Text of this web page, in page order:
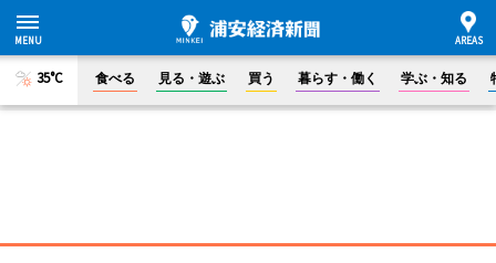
35°C 食べる 見る・遊ぶ 買う 暮らす・働く 学ぶ・知る